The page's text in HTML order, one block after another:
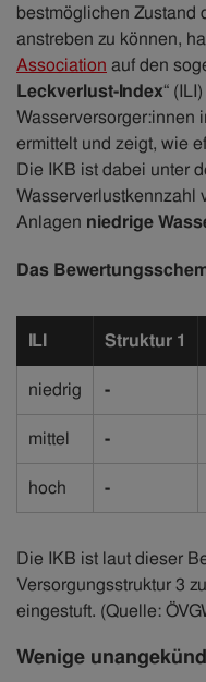
bestmöglichen Zustand
anstreben zu können,
Association auf den
Leckverlust-Index“
Wasserversorger:innen
ermittelt und zeigt, wie
Die IKB ist dabei unter
Wasserverlustkennzahl
Anlagen niedrige
Das
ILI Struktur 1
niedrig -
mittel -
hoch -
Die IKB ist laut dieser
Versorgungsstruktur 3
eingestuft. (Quelle:
Wenige